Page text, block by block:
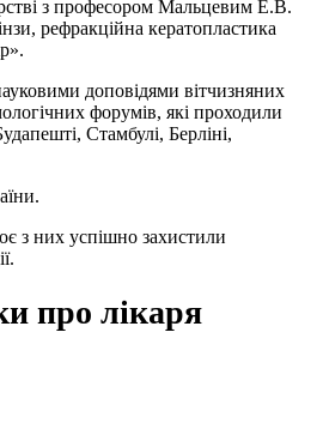
з професором Мальцевим Е.В.
рефракційна кератопластика
доповідями вітчизняних
форумів, які проходили
Стамбулі, Берліні,
з них успішно захистили
про лікаря